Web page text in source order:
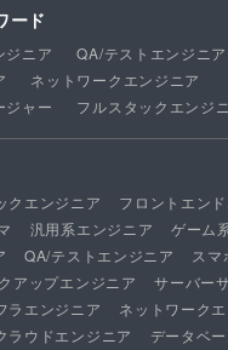
ード
ジニア
QA/テストエンジニア
ネットワークエンジニア
ジャー
フルスタックエンジ
クエンジニア フロントエン
汎用系エンジニア ゲーム
QA/テストエンジニア
スマ
アップエンジニア
サーバー
ラエンジニア ネットワーク
ラウドエンジニア データベ